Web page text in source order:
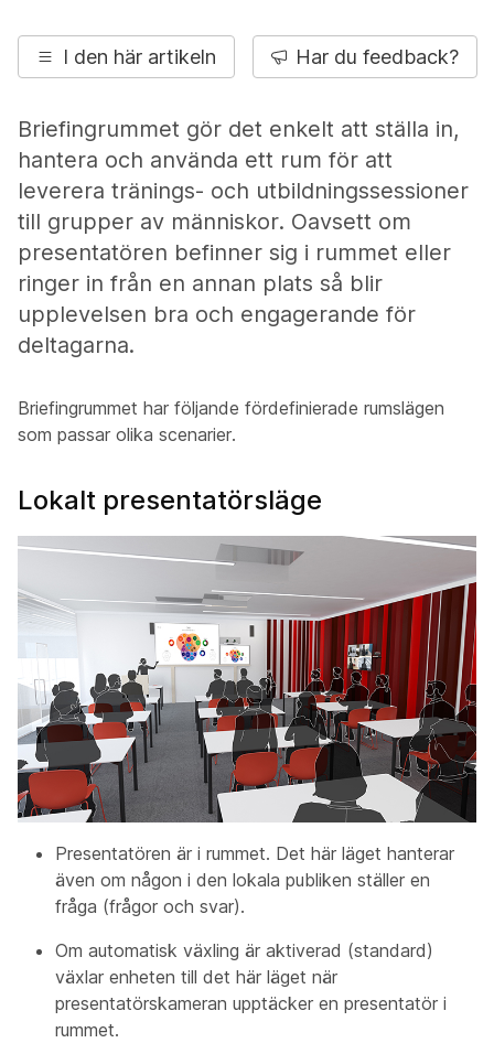
I den här artikeln Har du feedback?
Briefingrummet gör det enkelt att ställa in,
hantera och använda ett rum för att
leverera tränings- och utbildningssessioner
till grupper av människor. Oavsett om
presentatören befinner sig i rummet eller
ringer in från en annan plats så blir
upplevelsen bra och engagerande för
deltagarna.
Briefingrummet har följande fördefinierade rumslägen
som passar olika scenarier.
Lokalt presentatörsläge
Presentatören är i rummet. Det här läget hanterar
även om någon i den lokala publiken ställer en
fråga (frågor och svar).
Om automatisk växling är aktiverad (standard)
växlar enheten till det här läget när
presentatörskameran upptäcker en presentatör i
rummet.